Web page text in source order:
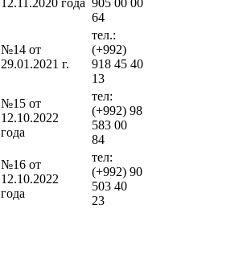
12.11.2020 года 905 00 00
64
№14 от
29.01.2021 г.
тел.:
(+992)
918 45 40
13
№15 от
12.10.2022
года
тел:
(+992) 98
583 00
84
№16 от
12.10.2022
года
тел:
(+992) 90
503 40
23